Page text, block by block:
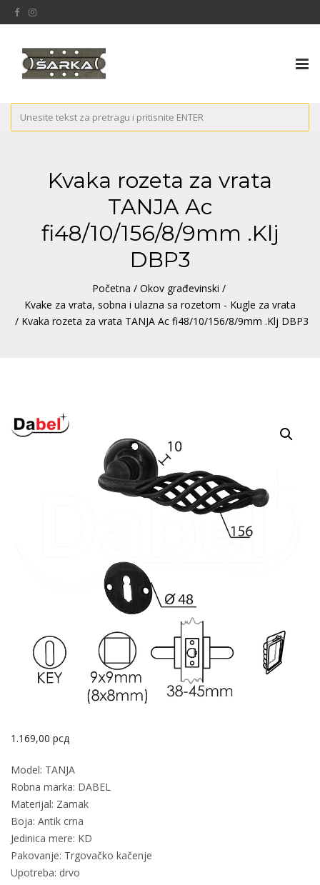
Kvaka rozeta za vrata
TANJA Ac
fi48/10/156/8/9mm .Klj
DBP3
Početna / Okov građevinski /
Kvake za vrata, sobna i ulazna sa rozetom - Kugle za vrata
/ Kvaka rozeta za vrata TANJA Ac fi48/10/156/8/9mm .Klj DBP3
1.169,00 рсд
Model: TANJA
Robna marka: DABEL
Materijal: Zamak
Boja: Antik crna
Jedinica mere: KD
Pakovanje: Trgovačko kačenje
Upotreba: drvo